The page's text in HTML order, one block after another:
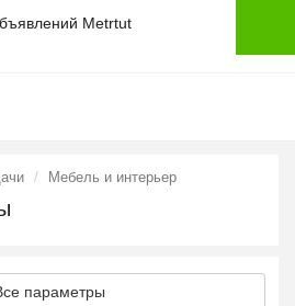
Мебель и интерьер
параметры